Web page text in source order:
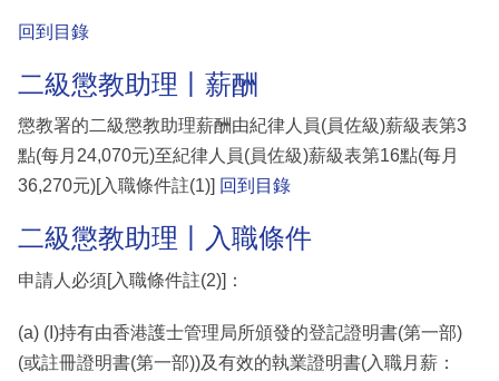
回到目錄
二級懲教助理丨薪酬
懲教署的二級懲教助理薪酬由紀律人員(員佐級)薪級表第3
點(每月24,070元)至紀律人員(員佐級)薪級表第16點(每月
36,270元)[入職條件註(1)] 回到目錄
二級懲教助理丨入職條件
申請人必須[入職條件註(2)]：
(a) (I)持有由香港護士管理局所頒發的登記證明書(第一部)
(或註冊證明書(第一部))及有效的執業證明書(入職月薪：